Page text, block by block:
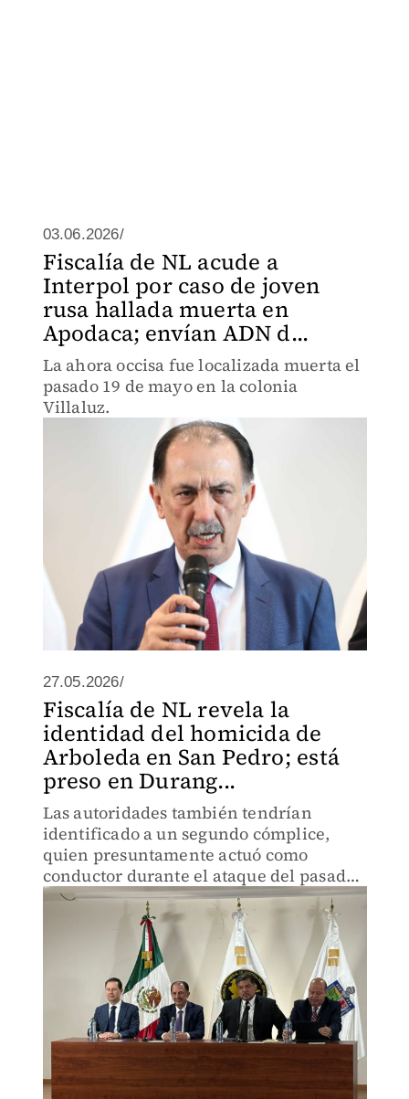
03.06.2026/
Fiscalía de NL acude a
Interpol por caso de joven
rusa hallada muerta en
Apodaca; envían ADN d...
La ahora occisa fue localizada muerta el
pasado 19 de mayo en la colonia
Villaluz.
27.05.2026/
Fiscalía de NL revela la
identidad del homicida de
Arboleda en San Pedro; está
preso en Durang...
Las autoridades también tendrían
identificado a un segundo cómplice,
quien presuntamente actuó como
conductor durante el ataque del pasado
13 de abril.